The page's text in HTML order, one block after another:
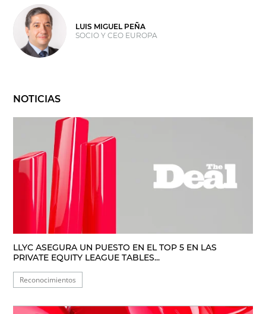
LUIS MIGUEL PEÑA
SOCIO Y CEO EUROPA
NOTICIAS
LLYC ASEGURA UN PUESTO EN EL TOP 5 EN LAS
PRIVATE EQUITY LEAGUE TABLES...
Reconocimientos